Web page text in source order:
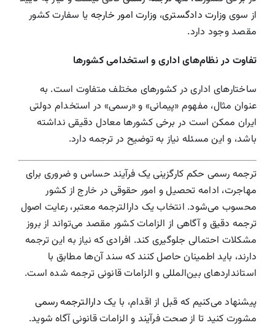
از سوی وزارت دادگستری، وزارت امور خارجه یا سفارت کشور
مقصد وجود دارد.
تفاوت در نظام‌های اداری و استخدامی کشورها
ساختارهای اداری در کشورهای مختلف متفاوت است. به
عنوان مثال، مفهوم «پیمانی» و «رسمی» در استخدام دولتی
ایران ممکن است در برخی کشورها معادل دقیقی نداشته
باشد، و این مسئله نیاز به توضیح در ترجمه دارد.
ترجمه رسمی حکم کارگزینی یک فرآیند حساس و ضروری برای
مهاجرت، ادامه تحصیل و امور حقوقی در خارج از کشور
محسوب می‌شود. انتخاب یک دارالترجمه معتبر، رعایت اصول
ترجمه دقیق و آگاهی از الزامات کشور مقصد می‌تواند از بروز
مشکلات احتمالی جلوگیری کند. افرادی که نیاز به این ترجمه
دارند، باید اطمینان حاصل کنند که سند آن‌ها مطابق با
استانداردهای بین‌المللی و الزامات قانونی ترجمه شده است.
پیشنهاد می‌کنیم که قبل از اقدام، با یک دارالترجمه رسمی
مشورت کنید تا از صحت فرآیند و الزامات قانونی آگاه شوید.